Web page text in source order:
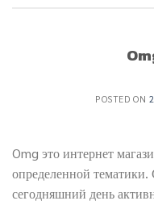
POSTED ON
Omg это интернет
определенной тематики.
сегодняшний день